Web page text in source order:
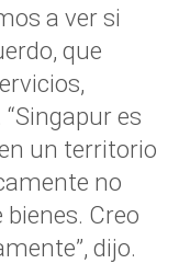
a ver si
que
es
un territorio
no
Creo
dijo.